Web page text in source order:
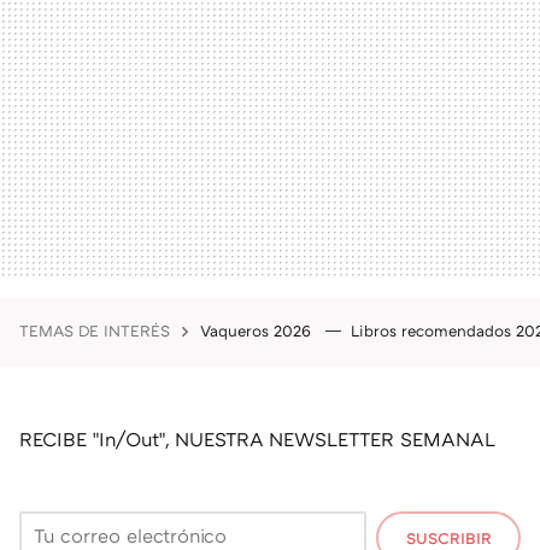
TEMAS DE INTERÉS Vaqueros 2026 Libros recomendados
RECIBE "In/Out", NUESTRA NEWSLETTER SEMANAL
SUSCRIBIR